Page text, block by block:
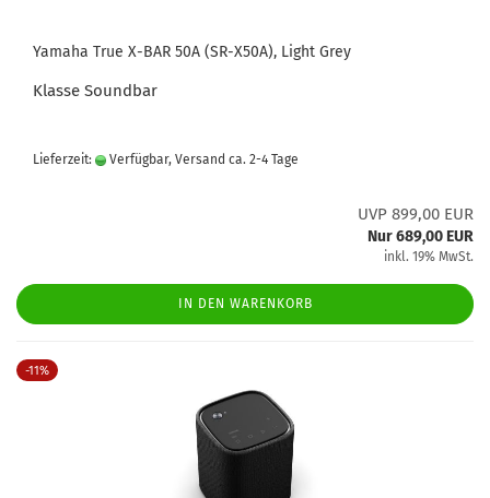
Yamaha True X-BAR 50A (SR-X50A), Light Grey
Klasse Soundbar
Lieferzeit: Verfügbar, Versand ca. 2-4 Tage
UVP 899,00 EUR
Nur 689,00 EUR
inkl. 19% MwSt.
IN DEN WARENKORB
-11%